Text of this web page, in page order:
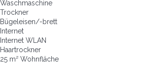
Waschmaschine
Trockner
Bügeleisen/-brett
Internet
Internet WLAN
Haartrockner
25 m² Wohnfläche